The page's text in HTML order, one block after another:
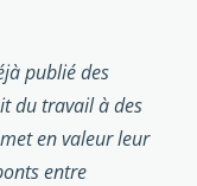
publié des
du travail à des
en valeur leur
entre